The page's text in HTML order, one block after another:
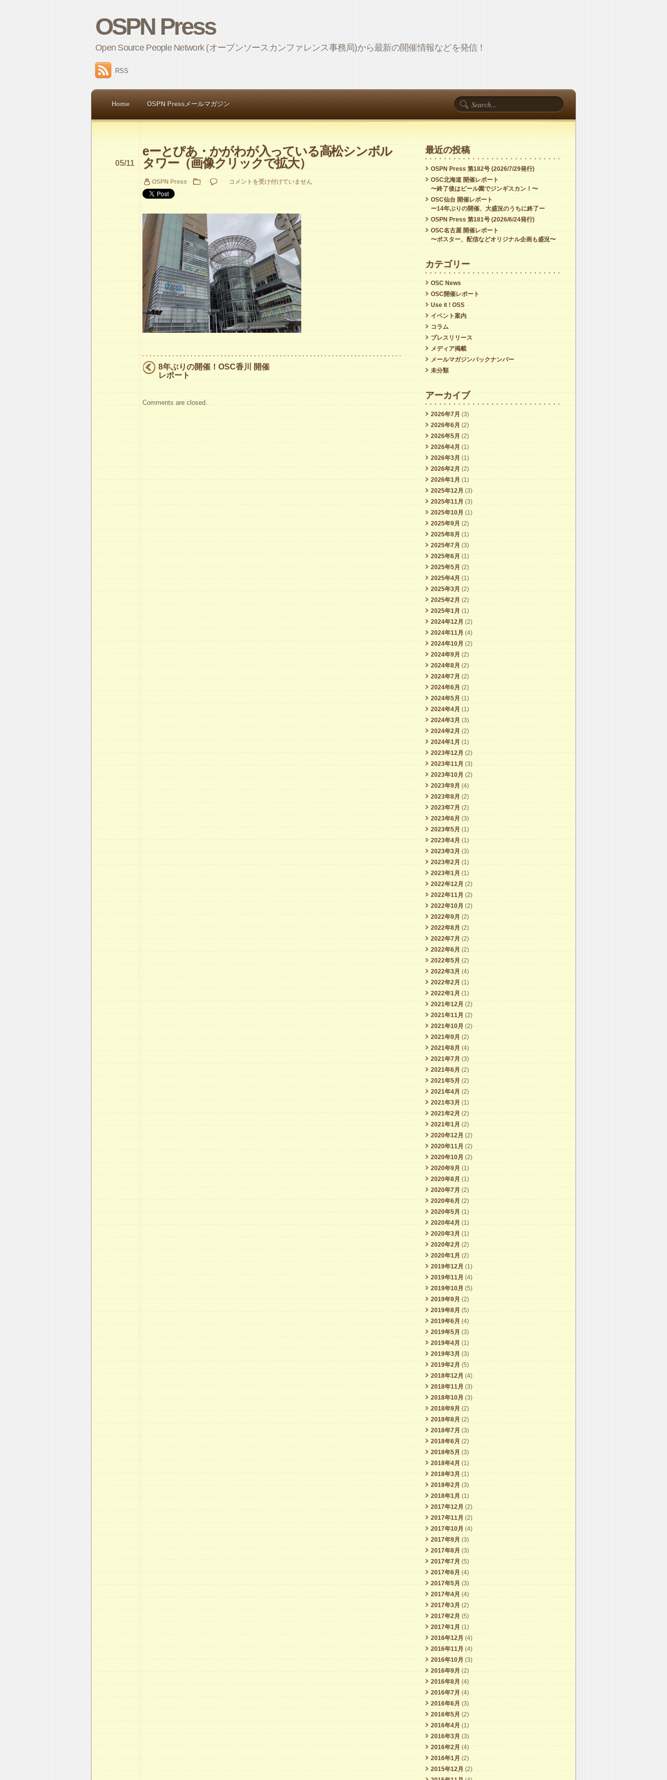
OSPN Press
Open Source People Network (オープンソースカンファレンス事務局)から最新の開催情報などを発信！
RSS
Home OSPN Pressメールマガジン
eーとぴあ・かがわが入っている高松シンボル
タワー（画像クリックで拡大）
05/11
OSPN Press e
あ・
か
が
わ
が
入
っ
い
る
コメントを受け付けていません
8年ぶりの開催！OSC香川 開催
レポート
Comments are closed.
最近の投稿
OSPN Press 第182号 (2026/7/29発行)
OSC北海道 開催レポート
〜終了後はビール園でジンギスカン！〜
OSC仙台 開催レポート
ー14年ぶりの開催、大盛況のうちに終了ー
OSPN Press 第181号 (2026/6/24発行)
OSC名古屋 開催レポート
〜ポスター、配信などオリジナル企画も盛況〜
カテゴリー
OSC News
OSC開催レポート
Use it ! OSS
イベント案内
コラム
プレスリリース
メディア掲載
メールマガジンバックナンバー
未分類
アーカイブ
2026年7月 (3)
2026年6月 (2)
2026年5月 (2)
2026年4月 (1)
2026年3月 (1)
2026年2月 (2)
2026年1月 (1)
2025年12月 (3)
2025年11月 (3)
2025年10月 (1)
2025年9月 (2)
2025年8月 (1)
2025年7月 (3)
2025年6月 (1)
2025年5月 (2)
2025年4月 (1)
2025年3月 (2)
2025年2月 (2)
2025年1月 (1)
2024年12月 (2)
2024年11月 (4)
2024年10月 (2)
2024年9月 (2)
2024年8月 (2)
2024年7月 (2)
2024年6月 (2)
2024年5月 (1)
2024年4月 (1)
2024年3月 (3)
2024年2月 (2)
2024年1月 (1)
2023年12月 (2)
2023年11月 (3)
2023年10月 (2)
2023年9月 (4)
2023年8月 (2)
2023年7月 (2)
2023年6月 (3)
2023年5月 (1)
2023年4月 (1)
2023年3月 (3)
2023年2月 (1)
2023年1月 (1)
2022年12月 (2)
2022年11月 (2)
2022年10月 (2)
2022年9月 (2)
2022年8月 (2)
2022年7月 (2)
2022年6月 (2)
2022年5月 (2)
2022年3月 (4)
2022年2月 (1)
2022年1月 (1)
2021年12月 (2)
2021年11月 (2)
2021年10月 (2)
2021年9月 (2)
2021年8月 (4)
2021年7月 (3)
2021年6月 (2)
2021年5月 (2)
2021年4月 (2)
2021年3月 (1)
2021年2月 (2)
2021年1月 (2)
2020年12月 (2)
2020年11月 (2)
2020年10月 (2)
2020年9月 (1)
2020年8月 (1)
2020年7月 (2)
2020年6月 (2)
2020年5月 (1)
2020年4月 (1)
2020年3月 (1)
2020年2月 (2)
2020年1月 (2)
2019年12月 (1)
2019年11月 (4)
2019年10月 (5)
2019年9月 (2)
2019年8月 (5)
2019年6月 (4)
2019年5月 (3)
2019年4月 (1)
2019年3月 (3)
2019年2月 (5)
2018年12月 (4)
2018年11月 (3)
2018年10月 (3)
2018年9月 (2)
2018年8月 (2)
2018年7月 (3)
2018年6月 (2)
2018年5月 (3)
2018年4月 (1)
2018年3月 (1)
2018年2月 (3)
2018年1月 (1)
2017年12月 (2)
2017年11月 (2)
2017年10月 (4)
2017年9月 (3)
2017年8月 (3)
2017年7月 (5)
2017年6月 (4)
2017年5月 (3)
2017年4月 (4)
2017年3月 (2)
2017年2月 (5)
2017年1月 (1)
2016年12月 (4)
2016年11月 (4)
2016年10月 (3)
2016年9月 (2)
2016年8月 (4)
2016年7月 (4)
2016年6月 (3)
2016年5月 (2)
2016年4月 (1)
2016年3月 (3)
2016年2月 (4)
2016年1月 (2)
2015年12月 (2)